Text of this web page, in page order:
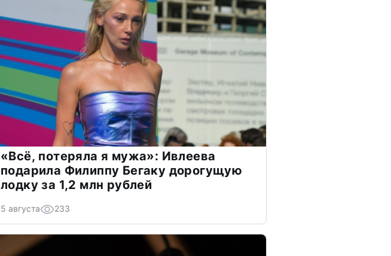
«Всё, потеряла я мужа»: Ивлеева
подарила Филиппу Бегаку дорогущую
лодку за 1,2 млн рублей
5 августа 233